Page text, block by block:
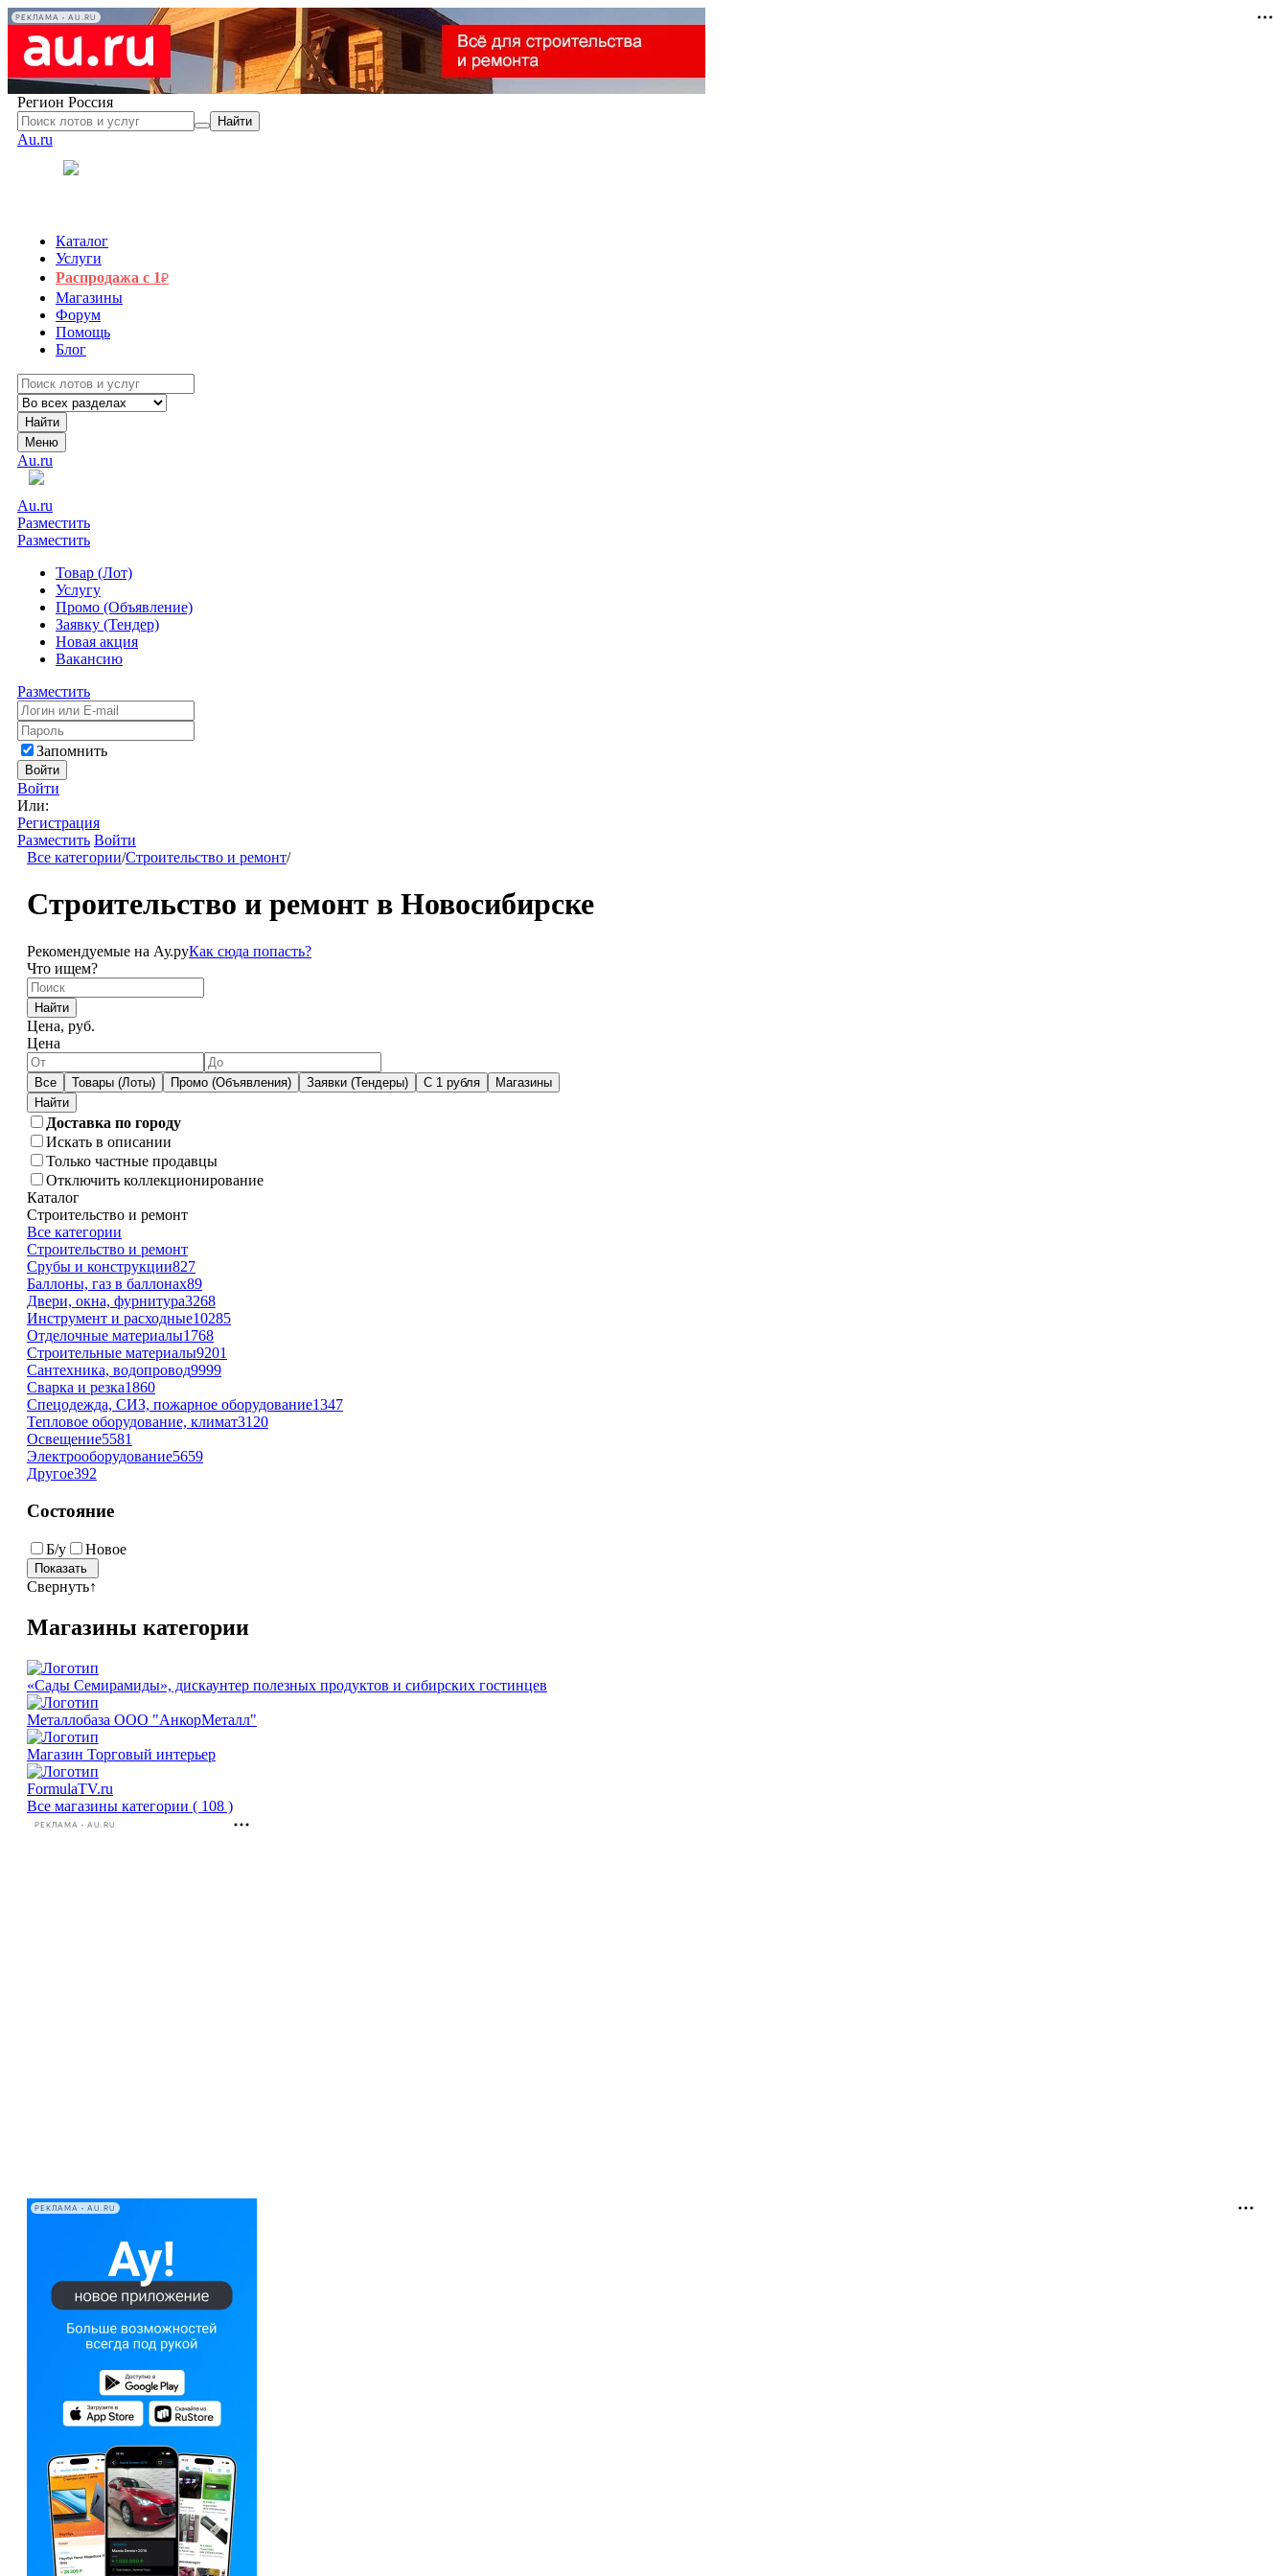
РЕКЛАМА • AU.RU
Регион Россия
Найти
Au.ru
Каталог
Услуги
Распродажа с 1₽
Магазины
Форум
Помощь
Блог
Найти
Меню
Au.ru
Au.ru
Разместить
Разместить
Товар (Лот)
Услугу
Промо (Объявление)
Заявку (Тендер)
Новая акция
Вакансию
Разместить
Запомнить
Войти
Войти
Или:
Регистрация
Разместить Войти
Все категории/Строительство и ремонт/
Строительство и ремонт в Новосибирске
Рекомендуемые на Ау.руКак сюда попасть?
Что ищем?
Найти
Цена, руб.
Цена
Все Товары (Лоты) Промо (Объявления) Заявки (Тендеры) С 1 рубля Магазины
Доставка по городу
Искать в описании
Только частные продавцы
Отключить коллекционирование
Каталог
Строительство и ремонт
Все категории
Строительство и ремонт
Срубы и конструкции827
Баллоны, газ в баллонах89
Двери, окна, фурнитура3268
Инструмент и расходные10285
Отделочные материалы1768
Строительные материалы9201
Сантехника, водопровод9999
Сварка и резка1860
Спецодежда, СИЗ, пожарное оборудование1347
Тепловое оборудование, климат3120
Освещение5581
Электрооборудование5659
Другое392
Состояние
Б/у Новое
Свернуть↑
Магазины категории
«Сады Семирамиды», дискаунтер полезных продуктов и сибирских гостинцев
Металлобаза ООО "АнкорМеталл"
Магазин Торговый интерьер
FormulaTV.ru
Все магазины категории ( 108 )
РЕКЛАМА • AU.RU
РЕКЛАМА • AU.RU